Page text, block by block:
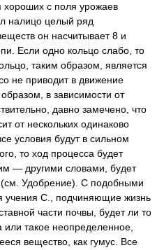
хороших с поля урожаев
налицо целый ряд
он насчитывает 8 и
Если одно кольцо слабо, то
таким образом, является
не приводит в движение
в зависимости от
давно замечено, что
от нескольких одинаково
условия будут в сильном
то ход процесса будет
— другими словами, будет
Удобрение). С подобными
учения С., подчиняющие жизнь
части почвы, будет ли то
такое неопределенное,
вещество, как гумус. Все